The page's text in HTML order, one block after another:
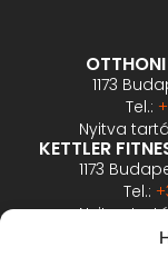
1173
Tel.:
Nyitva
KETTLER
1173
Tel.:
Nyitva